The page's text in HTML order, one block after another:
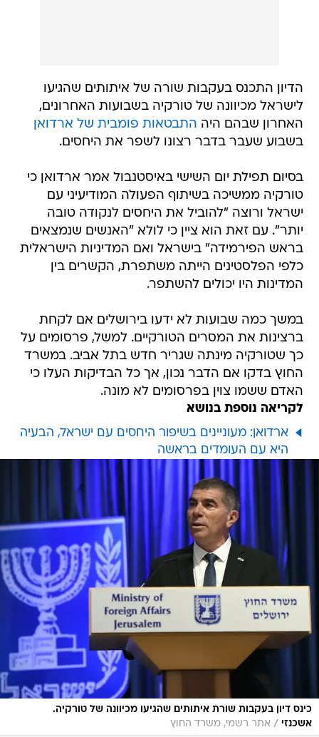
הדיון התכנס בעקבות שורה של איתותים שהגיעו
לישראל מכיוונה של טורקיה בשבועות האחרונים,
האחרון שבהם היה התבטאות פומבית של ארדואן
בשבוע שעבר בדבר רצונו לשפר את היחסים.
בסיום תפילת יום השישי באיסטנבול אמר ארדואן כי
טורקיה ממשיכה בשיתוף הפעולה המודיעיני עם
ישראל ורוצה "להוביל את היחסים לנקודה טובה
יותר". עם זאת הוא ציין כי לולא "האנשים שנמצאים
בראש הפירמידה" בישראל ואם המדיניות הישראלית
כלפי הפלסטינים הייתה משתפרת, הקשרים בין
המדינות היו יכולים להשתפר.
במשך כמה שבועות לא ידעו בירושלים אם לקחת
ברצינות את המסרים הטורקיים. למשל, פרסומים על
כך שטורקיה מינתה שגריר חדש בתל אביב. במשרד
החוץ בדקו אם הדבר נכון, אך כל הבדיקות העלו כי
האדם ששמו צוין בפרסומים לא מונה.
לקריאה נוספת בנושא
ארדואן: מעוניינים בשיפור היחסים עם ישראל, הבעיה
היא עם העומדים בראשה
כינס דיון בעקבות שורת איתותים שהגיעו מכיוונה של טורקיה.
אשכנזי / אתר רשמי, משרד החוץ